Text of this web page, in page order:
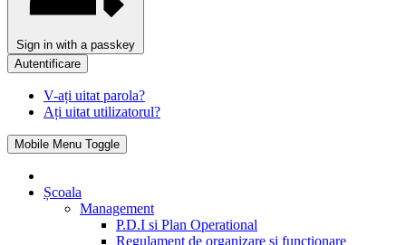
Sign in with a passkey
Autentificare
V-ați uitat parola?
Ați uitat utilizatorul?
Mobile Menu Toggle
Școala
Management
P.D.I si Plan Operational
Regulament de organizare si functionare